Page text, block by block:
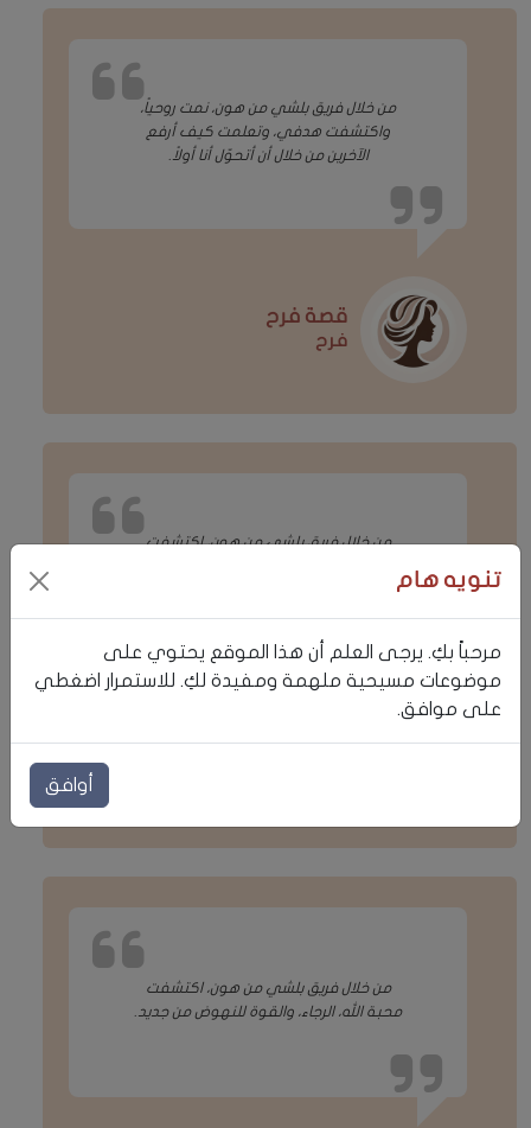
من خلال فريق بلشي من هون، نمت روحياً،
واكتشفت هدفي، وتعلمت كيف أرفع
الآخرين من خلال أن أتحوّل أنا أولاً.
قصة فرح
فرح
من خلال فريق بلشي من هون، اكتشفت
من خلال فريق بلشي من هون، اكتشفت
محبة الله، الرجاء، والقوة للنهوض من جديد.
تنويه هام
مرحباً بكِ. يرجى العلم أن هذا الموقع يحتوي على
موضوعات مسيحية ملهمة ومفيدة لكِ. للاستمرار اضغطي
على موافق.
أوافق